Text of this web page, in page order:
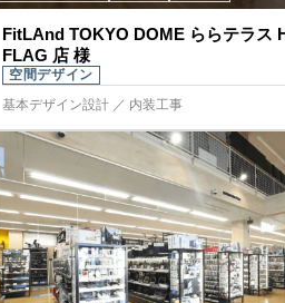
FitLAnd TOKYO DOME ららテラス
FLAG 店 様
空間デザイン
基本デザイン設計 ／ 内装工事